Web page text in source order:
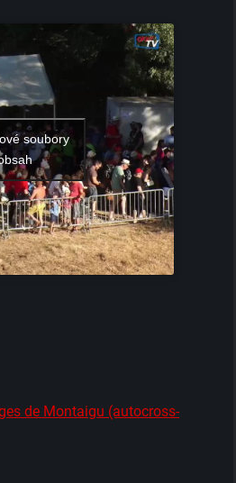
soubory
de Montaigu (autocross-